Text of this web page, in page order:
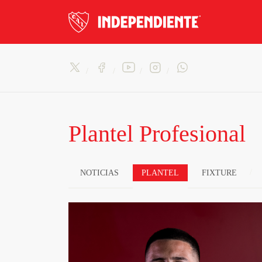
Plantel Profesional
NOTICIAS PLANTEL FIXTURE